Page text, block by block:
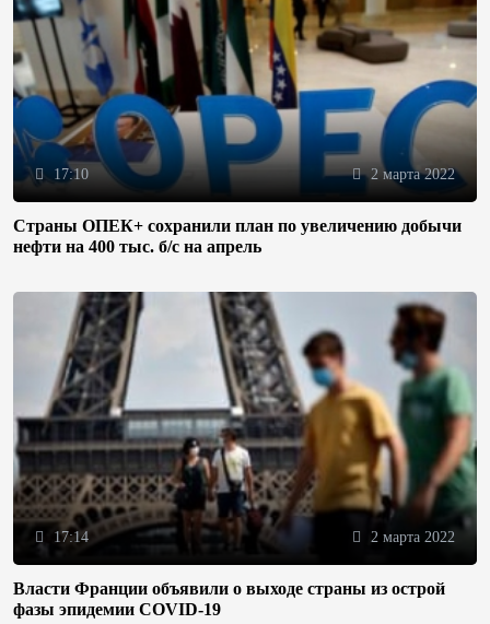
17:10 2 марта 2022
Страны ОПЕК+ сохранили план по увеличению добычи
нефти на 400 тыс. б/с на апрель
17:14 2 марта 2022
Власти Франции объявили о выходе страны из острой
фазы эпидемии COVID-19